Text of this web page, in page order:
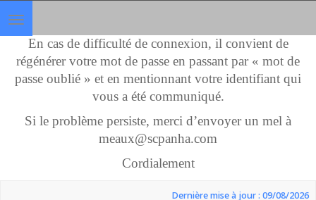
Toggle
navigation
En cas de difficulté de connexion, il convient de
régénérer votre mot de passe en passant par « mot de
passe oublié » et en mentionnant votre identifiant qui
vous a été communiqué.
Si le problème persiste, merci d’envoyer un mel à
meaux@scpanha.com
Cordialement
Dernière mise à jour : 09/08/2026